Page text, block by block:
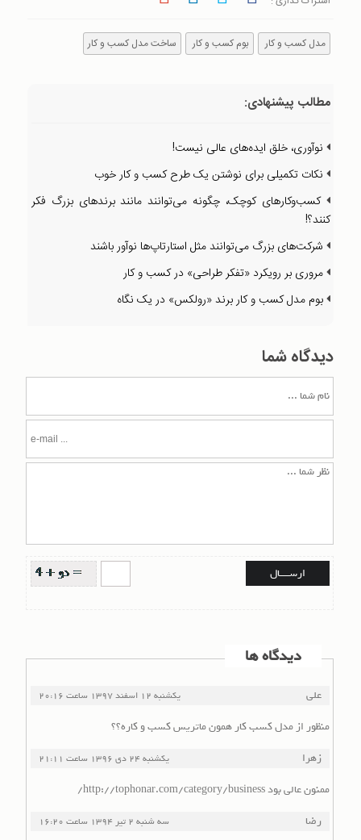
مدل کسب و کار بوم کسب و کار ساخت مدل کسب و کار
مطالب پیشنهادی:
نوآوری، خلق ایده‌های عالی نیست!
نکات تکمیلی برای نوشتن یک طرح کسب و کار خوب
کسب‌وکارهای کوچک، چگونه می‌توانند مانند برندهای بزرگ فکر
کنند؟!
شرکت‌های بزرگ می‌توانند مثل استارتاپ‌ها نوآور باشند
مروری بر رویکرد «تفکر طراحی» در کسب و کار
بوم مدل کسب و کار برند «رولکس» در یک نگاه
دیدگاه شما
دیدگاه ها
علی یکشنبه 12 اسفند 1397 ساعت 20:16
منظور از مدل کسب کار همون ماتریس کسب و کاره؟؟
زهرا
یکشنبه 24 دی 1396 ساعت 21:11
ممنون عالی بود http://tophonar.com/category/business/
رضا
سه شنبه 2 تیر 1394 ساعت 16:20